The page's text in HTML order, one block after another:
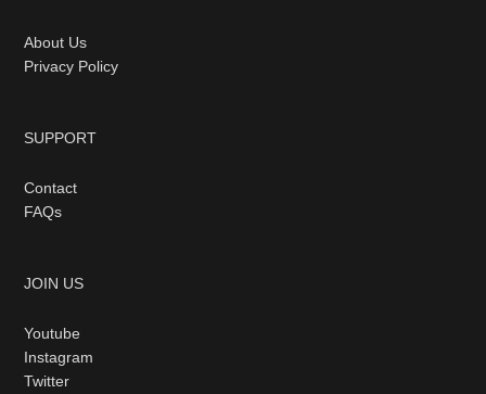
About Us
Privacy Policy
SUPPORT
Contact
FAQs
JOIN US
Youtube
Instagram
Twitter